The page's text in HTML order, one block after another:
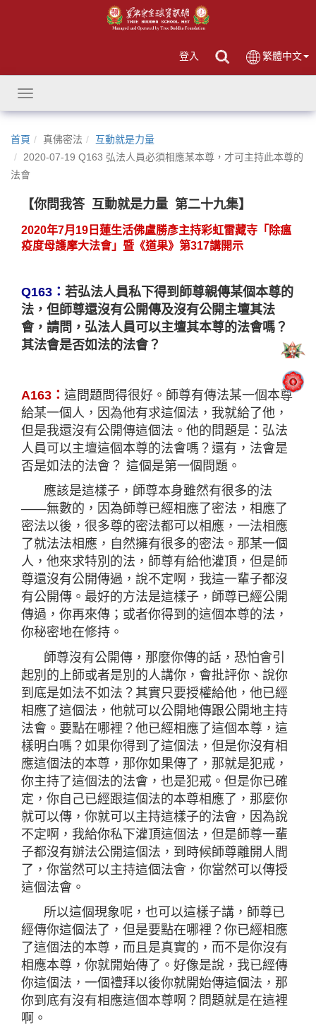
登入 繁體中文
Toggle
navigation
首頁 真佛密法
互動就是力量
2020-07-19 Q163 弘法人員必須相應某本尊，才可主持此本尊的
法會
【你問我答 互動就是力量 第二十九集】
2020年7月19日蓮生活佛盧勝彥主持彩虹雷藏寺「除瘟
疫度母護摩大法會」暨《道果》第317講開示
Q163 ： 若弘法人員私下得到師尊親傳某個本尊的
法，但師尊還沒有公開傳及沒有公開主壇其法
會，請問，弘法人員可以主壇其本尊的法會嗎？
其法會是否如法的法會？
A163 ： 這問題問得很好。師尊有傳法某一個本尊
給某一個人，因為他有求這個法，我就給了他，
但是我還沒有公開傳這個法。他的問題是：弘法
人員可以主壇這個本尊的法會嗎？還有，法會是
否是如法的法會？ 這個是第一個問題。
應該是這樣子，師尊本身雖然有很多的法
——無數的，因為師尊已經相應了密法，相應了
密法以後，很多尊的密法都可以相應，一法相應
了就法法相應，自然擁有很多的密法。那某一個
人，他來求特別的法，師尊有給他灌頂，但是師
尊還沒有公開傳過，說不定啊，我這一輩子都沒
有公開傳。最好的方法是這樣子，師尊已經公開
傳過，你再來傳；或者你得到的這個本尊的法，
你秘密地在修持。
師尊沒有公開傳，那麼你傳的話，恐怕會引
起別的上師或者是別的人講你，會批評你、說你
到底是如法不如法？其實只要授權給他，他已經
相應了這個法，他就可以公開地傳跟公開地主持
法會。要點在哪裡？他已經相應了這個本尊，這
樣明白嗎？如果你得到了這個法，但是你沒有相
應這個法的本尊，那你如果傳了，那就是犯戒，
你主持了這個法的法會，也是犯戒。但是你已確
定，你自己已經跟這個法的本尊相應了，那麼你
就可以傳，你就可以主持這樣子的法會，因為說
不定啊，我給你私下灌頂這個法，但是師尊一輩
子都沒有辦法公開這個法，到時候師尊離開人間
了，你當然可以主持這個法會，你當然可以傳授
這個法會。
所以這個現象呢，也可以這樣子講，師尊已
經傳你這個法了，但是要點在哪裡？你已經相應
了這個法的本尊，而且是真實的，而不是你沒有
相應本尊，你就開始傳了。好像是說，我已經傳
你這個法，一個禮拜以後你就開始傳這個法，那
你到底有沒有相應這個本尊啊？問題就是在這裡
啊。